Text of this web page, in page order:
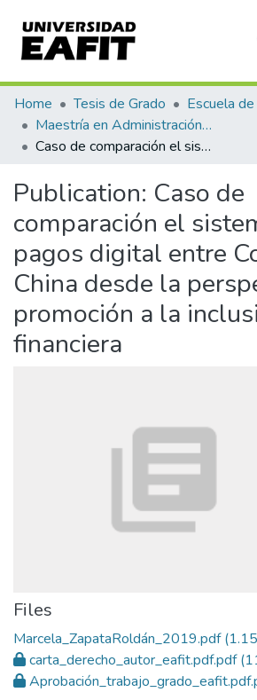
Communities & Collections
All of DSpace
Home Tesis de Grado
Maestría en Administración Financiera (tesis)
Caso de comparación el sistema de pagos digital entre Colombia y China desde la perspectiva de la promoción a la inclusion financiera
Publication: Caso de
comparación el
pagos digital entre
China desde la
promoción a la
financiera
Files
Marcela_ZapataRoldán_2019.pdf
carta_derecho_autor_eafit.pdf.pdf